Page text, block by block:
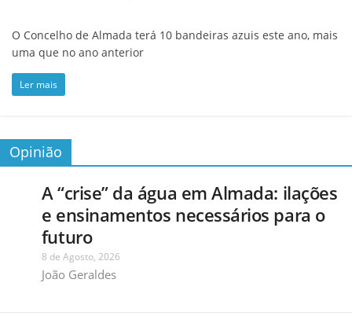
O Concelho de Almada terá 10 bandeiras azuis este ano, mais
uma que no ano anterior
Ler mais
Opinião
A “crise” da água em Almada: ilações
e ensinamentos necessários para o
futuro
8 de Agosto, 2026
João Geraldes